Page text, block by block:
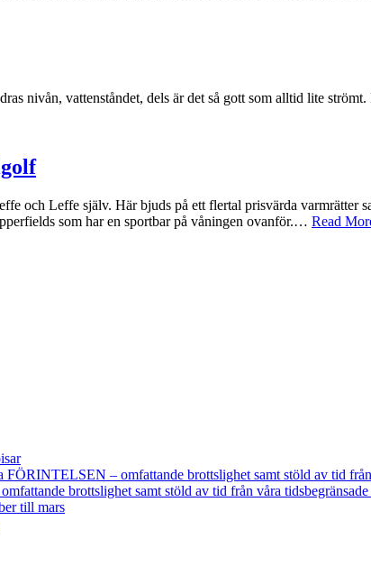
nivån, vattenståndet, dels är det så gott som alltid lite
och Leffe själv. Här bjuds på ett flertal prisvärda
som har en sportbar på våningen ovanför.… Read
FÖRINTELSEN – omfattande brottslighet samt stöld av tid
brottslighet samt stöld av tid från våra
till mars